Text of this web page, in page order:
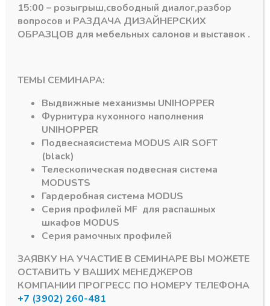
Ножки опорные
М6 подпятник
регулируемый
М6*20мм, черная
В наличии
Артикул:
Ножки опорные
Ножка цокольная с
базой регулир.
пластик разборная h-
Подпишитесь на рассылку акций
15:00 – розыгрыш,свободный диалог,разбор
вопросов и РАЗДАЧА ДИЗАЙНЕРСКИХ
ОБРАЗЦОВ для мебельных салонов и выставок .
ТЕМЫ СЕМИНАРА:
Выдвижные механизмы UNIHOPPER
Фурнитура кухонного наполнения
UNIHOPPER
Подвеснаясистема MODUS AIR SOFT
(black)
Телескопическая подвесная система
MODUSTS
Гардеробная система MODUS
Серия профилей MF для распашных
шкафов MODUS
Серия рамочных профилей
ЗАЯВКУ НА УЧАСТИЕ В СЕМИНАРЕ ВЫ МОЖЕТЕ
ОСТАВИТЬ У ВАШИХ МЕНЕДЖЕРОВ
КОМПАНИИ ПРОГРЕСС ПО НОМЕРУ ТЕЛЕФОНА
+7 (3902) 260-481